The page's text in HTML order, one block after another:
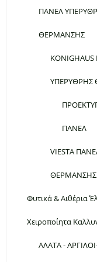
ΒΑΣΕΙΣ
Εταιρεία
Καλώς
Καλέστε μας
Τηλεφωνική
09:00 – 21:00
ΠΑΝΕΛ
ΘΕΡΜΑΝΣΗΣ
ΥΠΕΡΥΘΡΗΣ
ΠΑΝΕΛ
VIESTA
ΘΕΡΜΑΝΣΗΣ
Φυτικά & Αιθέρια
Χειροποίητα
ΑΛΑΤΑ -